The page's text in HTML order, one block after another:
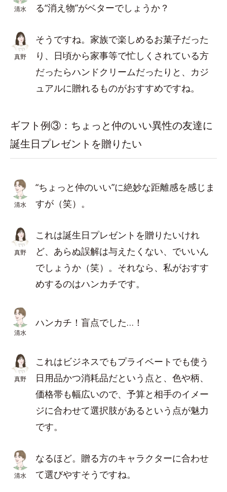
清水
る“消え物”がベターでしょうか？
真野
そうですね。家族で楽しめるお菓子だった
り、日頃から家事等で忙しくされている方
だったらハンドクリームだったりと、カジ
ュアルに贈れるものがおすすめですね。
ギフト例③：ちょっと仲のいい異性の友達に
誕生日プレゼントを贈りたい
清水
“ちょっと仲のいい”に絶妙な距離感を感じま
すが（笑）。
真野
これは誕生日プレゼントを贈りたいけれ
ど、あらぬ誤解は与えたくない、でいいん
でしょうか（笑）。それなら、私がおすす
めするのはハンカチです。
清水
ハンカチ！盲点でした…！
真野
これはビジネスでもプライベートでも使う
日用品かつ消耗品だという点と、色や柄、
価格帯も幅広いので、予算と相手のイメー
ジに合わせて選択肢があるという点が魅力
です。
清水
なるほど。贈る方のキャラクターに合わせ
て選びやすそうですね。